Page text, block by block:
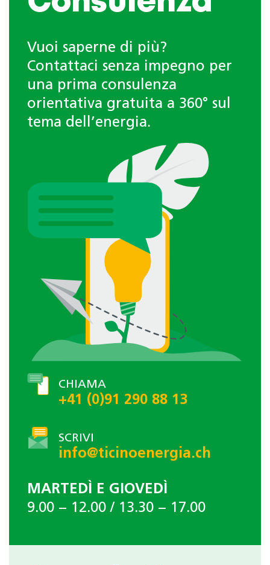
Vuoi saperne di più?
Contattaci senza impegno per
una prima consulenza
orientativa gratuita a 360° sul
tema dell’energia.
CHIAMA
+41 (0)91 290 88 13
SCRIVI
info@ticinoenergia.ch
MARTEDÌ E GIOVEDÌ
9.00 − 12.00 / 13.30 − 17.00